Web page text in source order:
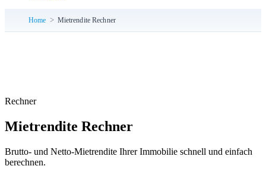
Home Mietrendite Rechner
Rechner
Mietrendite Rechner
Brutto- und Netto-Mietrendite Ihrer Immobilie schnell und einfach
berechnen.